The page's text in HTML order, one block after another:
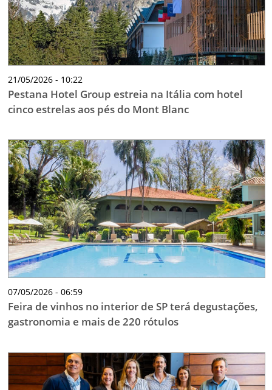
21/05/2026 - 10:22
Pestana Hotel Group estreia na Itália com hotel
cinco estrelas aos pés do Mont Blanc
07/05/2026 - 06:59
Feira de vinhos no interior de SP terá degustações,
gastronomia e mais de 220 rótulos